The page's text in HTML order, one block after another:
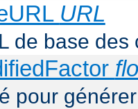
URL
de base
pour